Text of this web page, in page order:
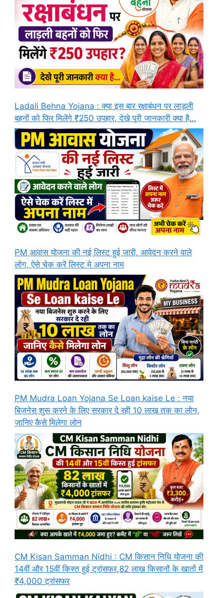
Ladali Behna Yojana : क्या इस बार रक्षाबंधन पर लाड़ली
बहनों को फिर मिलेंगे ₹250 उपहार, देखे पूरी जानकारी क्या है…
PM आवास योजना की नई लिस्ट हुई जारी, आवेदन करने वाले
लोग, ऐसे चेक करें लिस्ट मे अपना नाम
PM Mudra Loan Yojana Se Loan kaise Le : नया
बिजनेस शुरू करने के लिए सरकार दे रही 10 लाख तक का लोन,
जानिए कैसे मिलेगा लोन
CM Kisan Samman Nidhi : CM किसान निधि योजना की
14वीं और 15वीं किस्त हुई ट्रांसफर,82 लाख किसानों के खातों में
₹4,000 ट्रांसफर